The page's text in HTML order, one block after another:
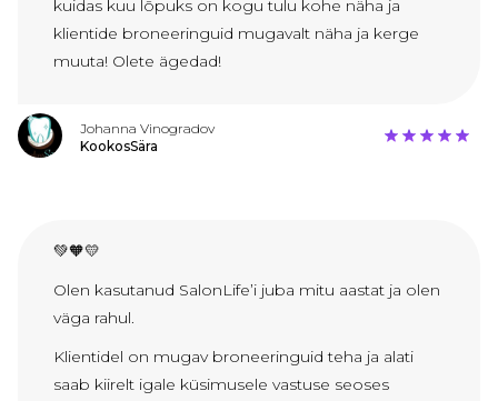
kuidas kuu lõpuks on kogu tulu kohe näha ja
klientide broneeringuid mugavalt näha ja kerge
muuta! Olete ägedad!
Johanna Vinogradov
KookosSära
💚🧡💛
Olen kasutanud SalonLife’i juba mitu aastat ja olen
väga rahul.
Klientidel on mugav broneeringuid teha ja alati
saab kiirelt igale küsimusele vastuse seoses